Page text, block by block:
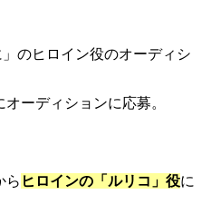
のヒロイン役のオーディシ
ーディションに応募。
ら ヒロインの「ルリコ」役に